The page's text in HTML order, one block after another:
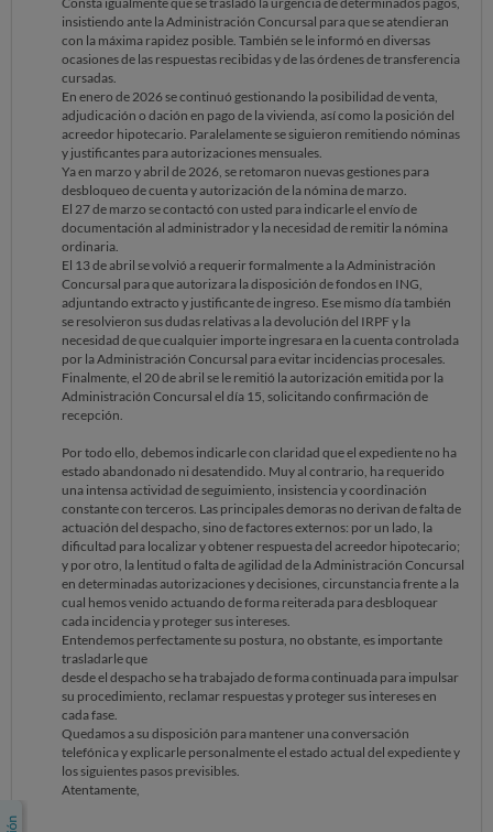
trasladarle que
desde el despacho se ha trabajado de forma continuada para impulsar
su procedimiento, reclamar respuestas y proteger sus intereses en
cada fase.
Quedamos a su disposición para mantener una conversación
telefónica y explicarle personalmente el estado actual del expediente y
los siguientes pasos previsibles.
Atentamente,
Departamento de
Cumplimiento Normativo
911 921 888
/www.deudafix.esAv. de la Vega, 15 - Alcobendas , España
Esta correspondencia es para uso exclusivo de la persona
nombrada.Puede contener información confidencial o legalmente
privilegiada, o ambos.No se renuncia a ninguna confidencialidad o
privilegio por cualquier transmisión errónea. Si recibe esta
correspondencia por error, elimínela inmediatamente de su sistema y
notifique al remitente. No debe revelar, copiar o confiar en ninguna
los puntos de vista expresados en este mensaje son los del remitente
individual, excepto cuando el remitente expresamente, y con
autoridad, los esce como puntos de vista de Deudafix Reparadora
Legal Group Sl. Si necesita ayuda, comuníquese con Deudafix
Reparadora Legal Group Sl. :legal@deudafix.es
insistiendo ante la Administración Concursal para que se atendieran
con la máxima rapidez posible. También se le informó en diversas
ocasiones de las respuestas recibidas y de las órdenes de transferencia
cursadas.
En enero de 2026 se continuó gestionando la posibilidad de venta,
adjudicación o dación en pago de la vivienda, así como la posición del
acreedor hipotecario. Paralelamente se siguieron remitiendo nóminas
y justificantes para autorizaciones mensuales.
Ya en marzo y abril de 2026, se retomaron nuevas gestiones para
desbloqueo de cuenta y autorización de la nómina de marzo.
El 27 de marzo se contactó con usted para indicarle el envío de
documentación al administrador y la necesidad de remitir la nómina
ordinaria.
El 13 de abril se volvió a requerir formalmente a la Administración
Concursal para que autorizara la disposición de fondos en ING,
adjuntando extracto y justificante de ingreso. Ese mismo día también
se resolvieron sus dudas relativas a la devolución del IRPF y la
necesidad de que cualquier importe ingresara en la cuenta controlada
por la Administración Concursal para evitar incidencias procesales.
Finalmente, el 20 de abril se le remitió la autorización emitida por la
Administración Concursal el día 15, solicitando confirmación de
recepción.
Por todo ello, debemos indicarle con claridad que el expediente no ha
estado abandonado ni desatendido. Muy al contrario, ha requerido
una intensa actividad de seguimiento, insistencia y coordinación
constante con terceros. Las principales demoras no derivan de falta de
actuación del despacho, sino de factores externos: por un lado, la
dificultad para localizar y obtener respuesta del acreedor hipotecario;
y por otro, la lentitud o falta de agilidad de la Administración Concursal
en determinadas autorizaciones y decisiones, circunstancia frente a la
cual hemos venido actuando de forma reiterada para desbloquear
cada incidencia y proteger sus intereses.
Entendemos perfectamente su postura, no obstante, es importante
trasladarle que
desde el despacho se ha trabajado de forma continuada para impulsar
su procedimiento, reclamar respuestas y proteger sus intereses en
cada fase.
Quedamos a su disposición para mantener una conversación
telefónica y explicarle personalmente el estado actual del expediente y
los siguientes pasos previsibles.
Atentamente,